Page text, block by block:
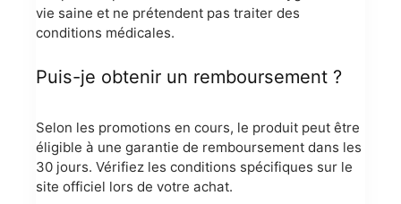
vie saine et ne prétendent pas traiter des
conditions médicales.
Puis-je obtenir un remboursement ?
Selon les promotions en cours, le produit peut être
éligible à une garantie de remboursement dans les
30 jours. Vérifiez les conditions spécifiques sur le
site officiel lors de votre achat.